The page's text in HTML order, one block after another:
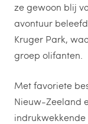
ze gewoon blij
avontuur
Kruger Park,
groep olifanten.
Met favoriete
Nieuw-Zeeland
indrukwekkende